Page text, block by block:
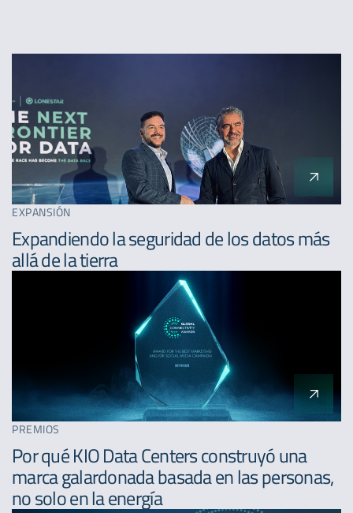
EXPANSIÓN
Expandiendo la seguridad de los datos más
allá de la tierra
PREMIOS
Por qué KIO Data Centers construyó una
marca galardonada basada en las personas,
no solo en la energía